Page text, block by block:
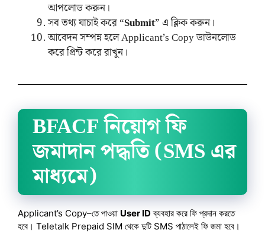
আপলোড করুন।
সব তথ্য যাচাই করে “Submit” এ ক্লিক করুন।
আবেদন সম্পন্ন হলে Applicant’s Copy ডাউনলোড
করে প্রিন্ট করে রাখুন।
BFACF নিয়োগ ফি
জমাদান পদ্ধতি (SMS এর
মাধ্যমে)
Applicant’s Copy–তে পাওয়া User IDব্যবহার করে ফি প্রদান করতে
হবে। Teletalk Prepaid SIM থেকে দুটি SMS পাঠালেই ফি জমা হবে।